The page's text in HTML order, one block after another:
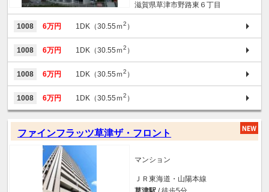
滋賀県草津市野路東６丁目
1008 6万円 1DK（30.55ｍ2 ）
1008 6万円 1DK（30.55ｍ2 ）
1008 6万円 1DK（30.55ｍ2 ）
1008 6万円 1DK（30.55ｍ2 ）
ファインフラッツ草津ザ・フロント
マンション
ＪＲ東海道・山陽本線